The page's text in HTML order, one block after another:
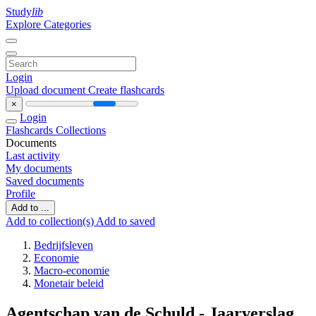
Studylib
Explore Categories
Login
Upload document Create flashcards
×
Login
Flashcards Collections
Documents
Last activity
My documents
Saved documents
Profile
Add to ...
Add to collection(s) Add to saved
Bedrijfsleven
Economie
Macro-economie
Monetair beleid